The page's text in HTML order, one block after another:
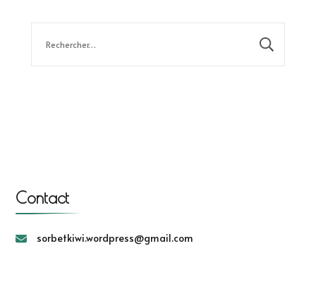
Contact
sorbetkiwi.wordpress@gmail.com